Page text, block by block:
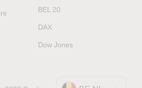
BEL 20
DAX
Dow Jones